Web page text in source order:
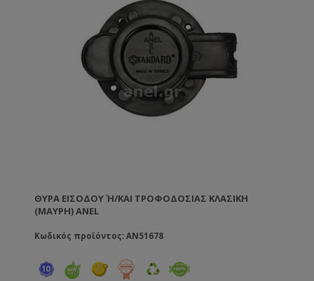
ΘΎΡΑ ΕΙΣΌΔΟΥ Ή/ΚΑΙ ΤΡΟΦΟΔΟΣΊΑΣ ΚΛΑΣΙΚΉ (
ΜΑΎΡΗ) ANEL
Κωδικός προϊόντος: AN51678